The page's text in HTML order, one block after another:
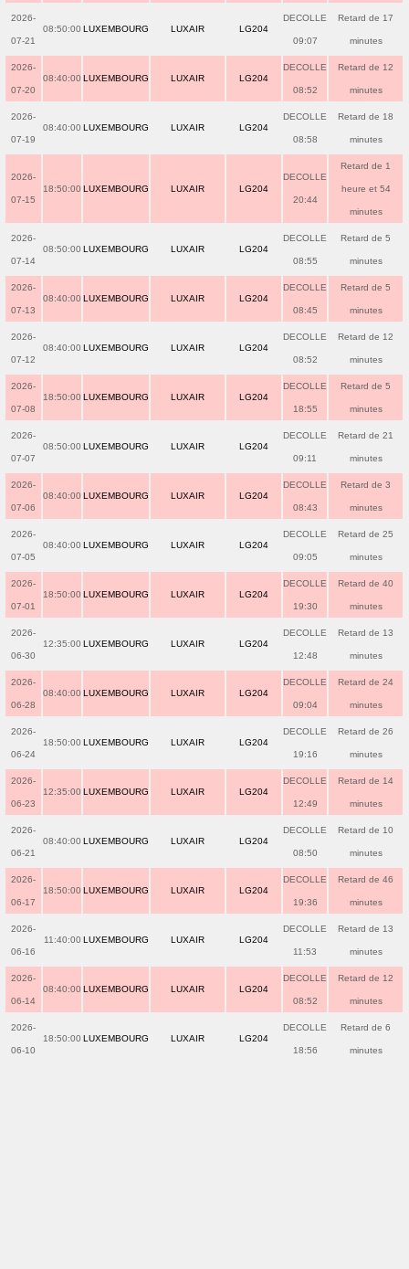
2026-
07-21
08:50:00 LUXEMBOURG LUXAIR LG204
DECOLLE
09:07
Retard de 17
minutes
2026-
07-20
08:40:00 LUXEMBOURG LUXAIR LG204
DECOLLE
08:52
Retard de 12
minutes
2026-
07-19
08:40:00 LUXEMBOURG LUXAIR LG204
DECOLLE
08:58
Retard de 18
minutes
2026-
07-15
18:50:00 LUXEMBOURG LUXAIR LG204
DECOLLE
20:44
Retard de 1
heure et 54
minutes
2026-
07-14
08:50:00 LUXEMBOURG LUXAIR LG204
DECOLLE
08:55
Retard de 5
minutes
2026-
07-13
08:40:00 LUXEMBOURG LUXAIR LG204
DECOLLE
08:45
Retard de 5
minutes
2026-
07-12
08:40:00 LUXEMBOURG LUXAIR LG204
DECOLLE
08:52
Retard de 12
minutes
2026-
07-08
18:50:00 LUXEMBOURG LUXAIR LG204
DECOLLE
18:55
Retard de 5
minutes
2026-
07-07
08:50:00 LUXEMBOURG LUXAIR LG204
DECOLLE
09:11
Retard de 21
minutes
2026-
07-06
08:40:00 LUXEMBOURG LUXAIR LG204
DECOLLE
08:43
Retard de 3
minutes
2026-
07-05
08:40:00 LUXEMBOURG LUXAIR LG204
DECOLLE
09:05
Retard de 25
minutes
2026-
07-01
18:50:00 LUXEMBOURG LUXAIR LG204
DECOLLE
19:30
Retard de 40
minutes
2026-
06-30
12:35:00 LUXEMBOURG LUXAIR LG204
DECOLLE
12:48
Retard de 13
minutes
2026-
06-28
08:40:00 LUXEMBOURG LUXAIR LG204
DECOLLE
09:04
Retard de 24
minutes
2026-
06-24
18:50:00 LUXEMBOURG LUXAIR LG204
DECOLLE
19:16
Retard de 26
minutes
2026-
06-23
12:35:00 LUXEMBOURG LUXAIR LG204
DECOLLE
12:49
Retard de 14
minutes
2026-
06-21
08:40:00 LUXEMBOURG LUXAIR LG204
DECOLLE
08:50
Retard de 10
minutes
2026-
06-17
18:50:00 LUXEMBOURG LUXAIR LG204
DECOLLE
19:36
Retard de 46
minutes
2026-
06-16
11:40:00 LUXEMBOURG LUXAIR LG204
DECOLLE
11:53
Retard de 13
minutes
2026-
06-14
08:40:00 LUXEMBOURG LUXAIR LG204
DECOLLE
08:52
Retard de 12
minutes
2026-
06-10
18:50:00 LUXEMBOURG LUXAIR LG204
DECOLLE
18:56
Retard de 6
minutes